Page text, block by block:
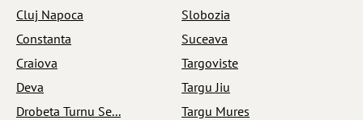
Cluj Napoca
Constanta
Craiova
Deva
Drobeta Turnu Se...
Slobozia
Suceava
Targoviste
Targu Jiu
Targu Mures